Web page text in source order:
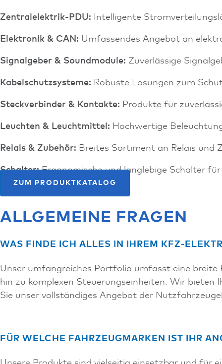
Zentralelektrik-PDU: Intelligente
Elektronik & CAN: Umfassendes Angebot an
Signalgeber & Soundmodule: Zuverlässige
Kabelschutzsysteme: Robuste Lösungen zum
Steckverbinder & Kontakte: Produkte für
Leuchten & Leuchtmittel: Hochwertige
Relais & Zubehör: Breites Sortiment an Relais und
Schalter:Ergonomische und langlebige Schalter
ZUM PRODUKTKATALOG
ALLGEMEINE FRAGEN
WAS FINDE ICH ALLES IN IHREM KFZ-
Unser umfangreiches Portfolio umfasst eine breite
hin zu komplexen Steuerungseinheiten. Wir
Sie unser vollständiges Angebot der
FÜR WELCHE FAHRZEUGMARKEN IST IHR